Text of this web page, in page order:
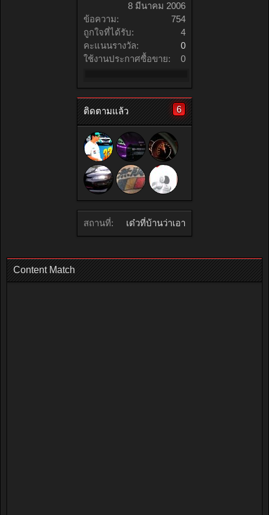
8 มีนาคม 2006
ข้อความ:
754
ถูกใจที่ได้รับ:
4
คะแนนรางวัล:
0
ใช้งานประกาศซื้อขาย:
0
ติดตามแล้ว 6
สถานที่: เด๋วที่บ้านว่าเอา
Content Match